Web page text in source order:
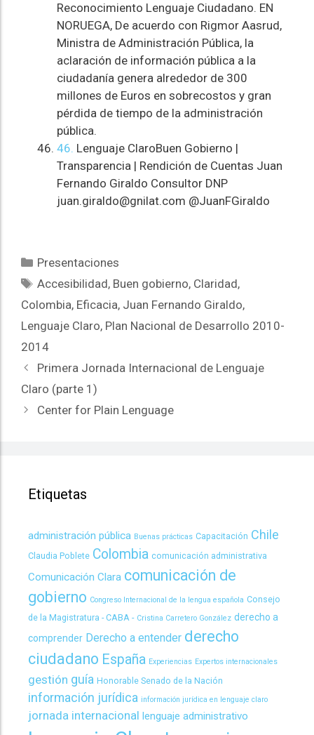
Reconocimiento Lenguaje Ciudadano. EN
NORUEGA, De acuerdo con Rigmor Aasrud,
Ministra de Administración Pública, la
aclaración de información pública a la
ciudadanía genera alrededor de 300
millones de Euros en sobrecostos y gran
pérdida de tiempo de la administración
pública.
46. Lenguaje ClaroBuen Gobierno |
Transparencia | Rendición de Cuentas Juan
Fernando Giraldo Consultor DNP
juan.giraldo@gnilat.com @JuanFGiraldo
Presentaciones
Accesibilidad, Buen gobierno, Claridad,
Colombia, Eficacia, Juan Fernando Giraldo,
Lenguaje Claro, Plan Nacional de Desarrollo 2010-
2014
Primera Jornada Internacional de Lenguaje
Claro (parte 1)
Center for Plain Lenguage
Etiquetas
administración pública Buenas prácticas Capacitación Chile
Claudia Poblete Colombia comunicación administrativa
Comunicación Clara comunicación de
gobierno Congreso Internacional de la lengua española Consejo
de la Magistratura - CABA - Cristina Carretero González derecho a
comprender Derecho a entender derecho
ciudadano España Experiencias Expertos internacionales
gestión guía Honorable Senado de la Nación
información jurídica información jurídica en lenguaje claro
jornada internacional lenguaje administrativo